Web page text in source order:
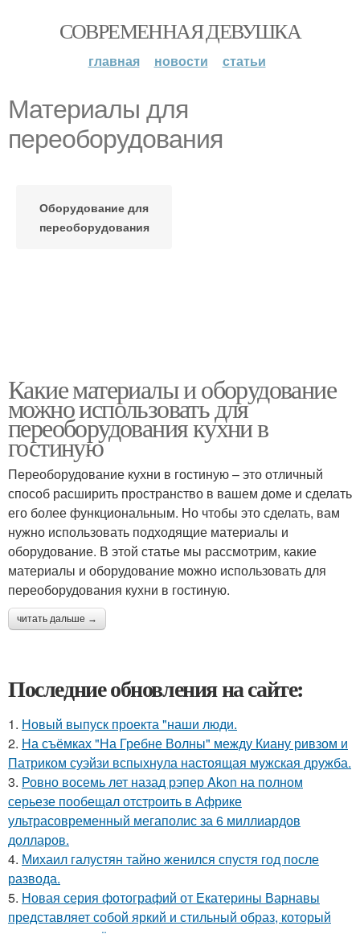
СОВРЕМЕННАЯ ДЕВУШКА
главная новости статьи
Материалы для
переоборудования
Оборудование для
переоборудования
Какие материалы и оборудование
можно использовать для
переоборудования кухни в
гостиную
Переоборудование кухни в гостиную – это отличный
способ расширить пространство в вашем доме и сделать
его более функциональным. Но чтобы это сделать, вам
нужно использовать подходящие материалы и
оборудование. В этой статье мы рассмотрим, какие
материалы и оборудование можно использовать для
переоборудования кухни в гостиную.
читать дальше →
Последние обновления на сайте:
1. Новый выпуск проекта "наши люди.
2. На съёмках "На Гребне Волны" между Киану ривзом и
Патриком суэйзи вспыхнула настоящая мужская дружба.
3. Ровно восемь лет назад рэпер Akon на полном
серьезе пообещал отстроить в Африке
ультрасовременный мегаполис за 6 миллиардов
долларов.
4. Михаил галустян тайно женился спустя год после
развода.
5. Новая серия фотографий от Екатерины Варнавы
представляет собой яркий и стильный образ, который